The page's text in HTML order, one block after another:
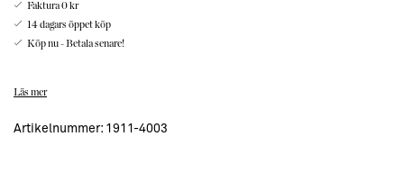
Faktura 0 kr
14 dagars öppet köp
Köp nu - Betala senare!
Dessa vackra herrgårdsljus lyser upp vilken ljusstake och rum
Använd gärna ljusen med ljusstakarna från samma
Läs mer
Artikelnummer: 1911-4003